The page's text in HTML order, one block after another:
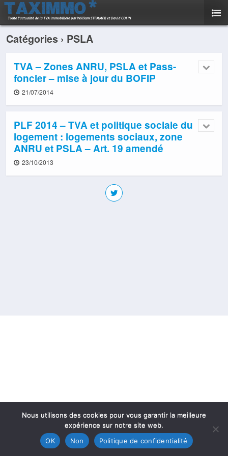
Catégories › PSLA
TVA – Zones ANRU, PSLA et Pass-
foncier – mise à jour du BOFIP
21/07/2014
PLF 2014 – TVA et politique sociale du
logement : logements sociaux, zone
ANRU et PSLA – Art. 19 amendé
23/10/2013
Nous utilisons des cookies pour vous garantir la meilleure
expérience sur notre site web.
OK
Non Politique de confidentialité